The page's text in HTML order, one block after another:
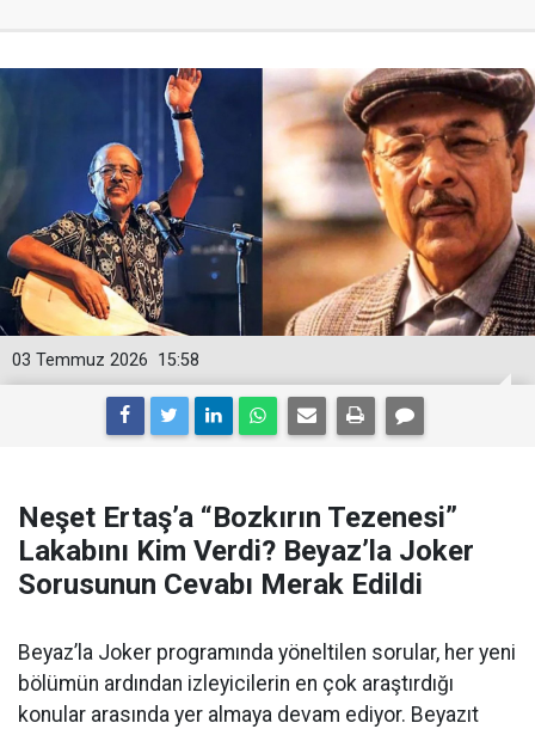
15:58
03 Temmuz 2026
Neşet Ertaş’a “Bozkırın Tezenesi”
Lakabını Kim Verdi? Beyaz’la Joker
Sorusunun Cevabı Merak Edildi
Beyaz’la Joker programında yöneltilen sorular, her yeni
bölümün ardından izleyicilerin en çok araştırdığı
konular arasında yer almaya devam ediyor. Beyazıt